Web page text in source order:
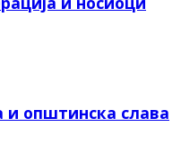
општинска слава